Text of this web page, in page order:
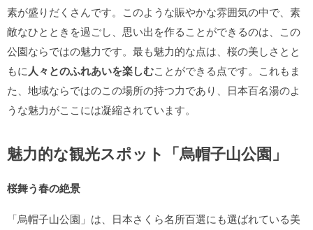
素が盛りだくさんです。このような賑やかな雰囲気の中で、素
敵なひとときを過ごし、思い出を作ることができるのは、この
公園ならではの魅力です。最も魅力的な点は、桜の美しさとと
もに人々とのふれあいを楽しむことができる点です。これもま
た、地域ならではのこの場所の持つ力であり、日本百名湯のよ
うな魅力がここには凝縮されています。
魅力的な観光スポット「烏帽子山公園」
桜舞う春の絶景
「烏帽子山公園」は、日本さくら名所百選にも選ばれている美